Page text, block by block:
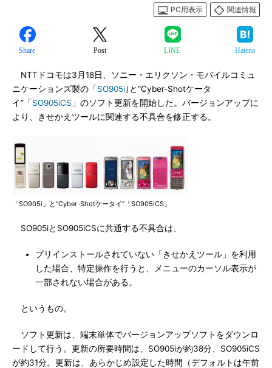
PC用表示
関連情報
Share Post LINE Hatena
NTTドコモは3月18日、ソニー・エリクソン・モバイルコミュ
ニケーションズ製の「SO905i ｣と“Cyber-Shotケータ
イ”「SO905iCS 」のソフト更新を開始した。バージョンアップに
より、きせかえツールに関連する不具合を修正する。
「SO905i」と“Cyber-Shotケータイ”「SO905iCS」
SO905iとSO905iCSに共通する不具合は、
プリインストールされていない「きせかえツール」を利用
した場合、特定操作を行うと、メニューのカーソル表示が
一部されない場合がある。
というもの。
ソフト更新は、端末単体でバージョンアップソフトをダウンロ
ードして行う。更新の所要時間は、SO905iが約38分、SO905iCS
が約31分。更新は、あらかじめ設定した時間（デフォルトは午前